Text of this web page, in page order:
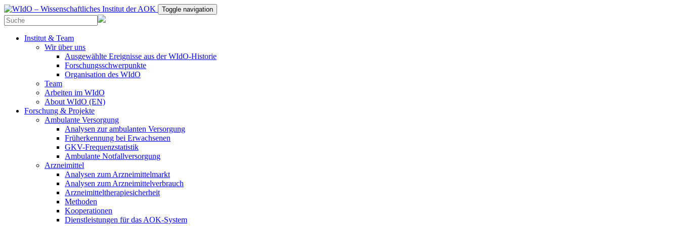
Toggle navigation
Institut & Team
Wir über uns
Ausgewählte Ereignisse aus der WIdO-Historie
Forschungsschwerpunkte
Organisation des WIdO
Team
Arbeiten im WIdO
About WIdO (EN)
Forschung & Projekte
Ambulante Versorgung
Analysen zur ambulanten Versorgung
Früherkennung bei Erwachsenen
GKV-Frequenzstatistik
Ambulante Notfallversorgung
Arzneimittel
Analysen zum Arzneimittelmarkt
Analysen zum Arzneimittelverbrauch
Arzneimitteltherapiesicherheit
Methoden
Kooperationen
Dienstleistungen für das AOK-System